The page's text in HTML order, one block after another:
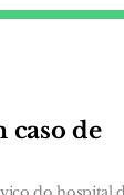
caso de